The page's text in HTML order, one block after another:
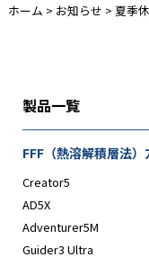
ホーム > お知らせ > 夏季
製品一覧
FFF（熱溶解積層法）
Creator5
AD5X
Adventurer5M
Guider3 Ultra